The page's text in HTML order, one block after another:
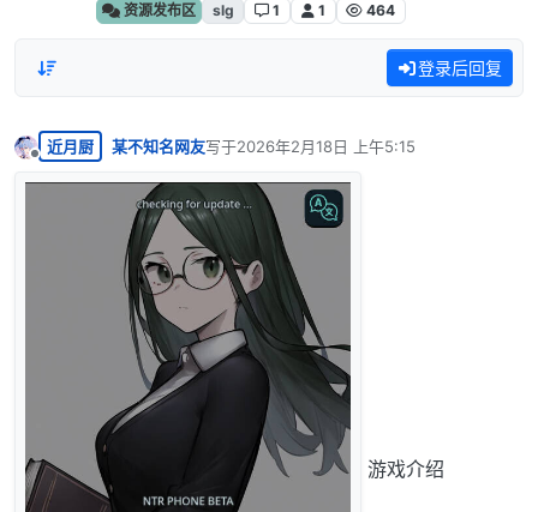
资源发布区 slg 1 1 464
登录后回复
离线
近月厨 某不知名网友写于2026年2月18日 上午5:15
最后由 编辑
游戏介绍